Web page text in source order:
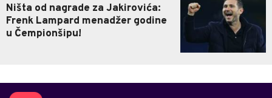
Ništa od nagrade za Jakirovića:
Frenk Lampard menadžer godine
u Čempionšipu!